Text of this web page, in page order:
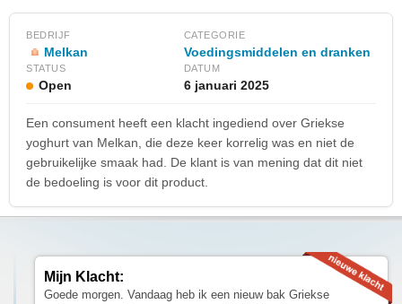
BEDRIJF
Melkan
CATEGORIE
Voedingsmiddelen en dranken
STATUS
Open
DATUM
6 januari 2025
Een consument heeft een klacht ingediend over Griekse
yoghurt van Melkan, die deze keer korrelig was en niet de
gebruikelijke smaak had. De klant is van mening dat dit niet
de bedoeling is voor dit product.
Mijn Klacht:
Goede morgen. Vandaag heb ik een nieuw bak Griekse